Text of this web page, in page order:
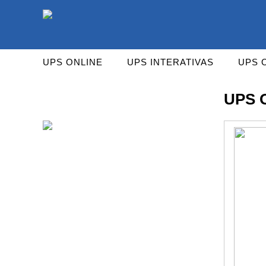
UPS ONLINE UPS INTERATIVAS UPS
UPS